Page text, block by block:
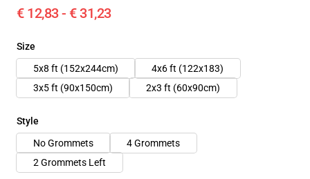
€ 12,83 - € 31,23
Size
5x8 ft (152x244cm)
4x6 ft (122x183)
3x5 ft (90x150cm)
2x3 ft (60x90cm)
Style
No Grommets
4 Grommets
2 Grommets Left